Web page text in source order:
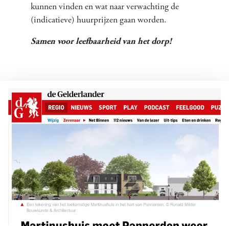
kunnen vinden en wat naar verwachting de
(indicatieve) huurprijzen gaan worden.
Samen voor leefbaarheid van het dorp!